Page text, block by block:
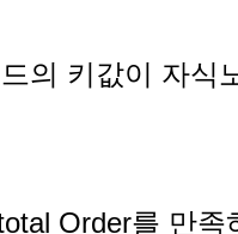
의 키값이 자식
Order를 만